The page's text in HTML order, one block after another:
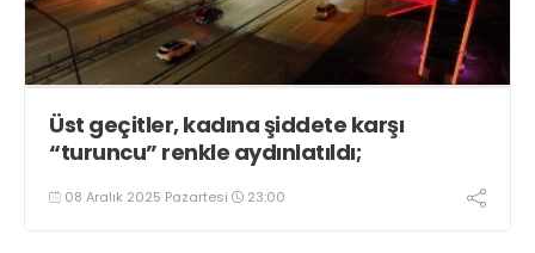
Üst geçitler, kadına şiddete karşı
“turuncu” renkle aydınlatıldı;
08 Aralık 2025 Pazartesi 23:00